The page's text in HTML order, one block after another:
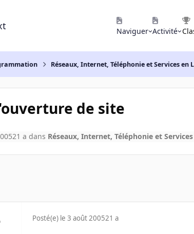
Naviguer Activité
Réseaux, Internet, Téléphonie et Services en
de site
21 a dans Réseaux, Internet, Téléphonie et
Posté(e) le 3 août 200521 a